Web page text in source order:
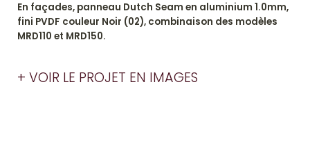
En façades, panneau Dutch Seam en aluminium 1.0mm,
fini PVDF couleur Noir (02), combinaison des modèles
MRD110 et MRD150.
+ VOIR LE PROJET EN IMAGES